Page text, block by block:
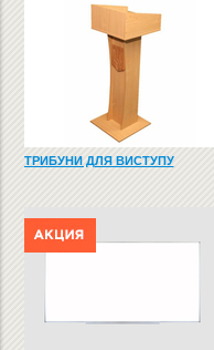
ТРИБУНИ ДЛЯ ВИСТУПУ